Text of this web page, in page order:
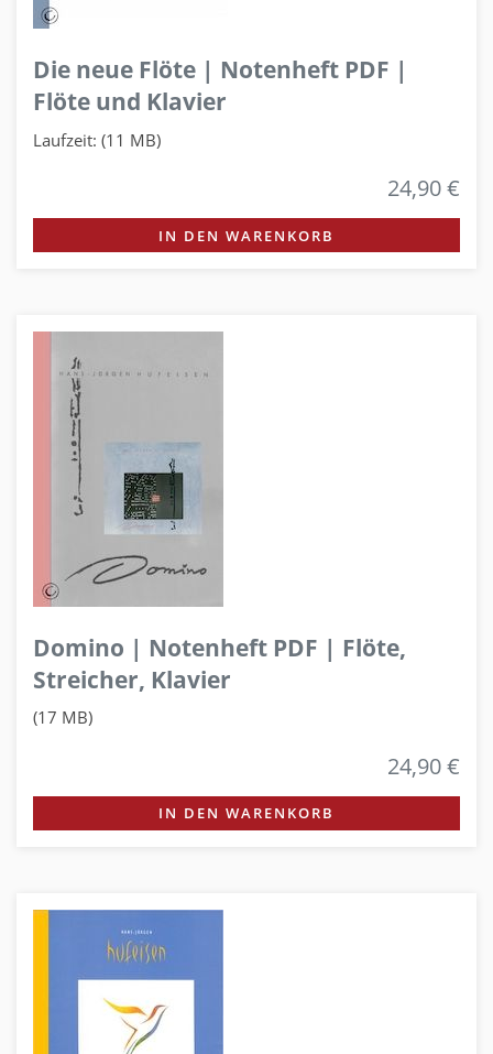
Die neue Flöte | Notenheft PDF |
Flöte und Klavier
Laufzeit: (11 MB)
24,90 €
IN DEN WARENKORB
Domino | Notenheft PDF | Flöte,
Streicher, Klavier
(17 MB)
24,90 €
IN DEN WARENKORB